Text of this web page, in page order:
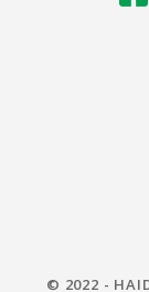
© 2022 -